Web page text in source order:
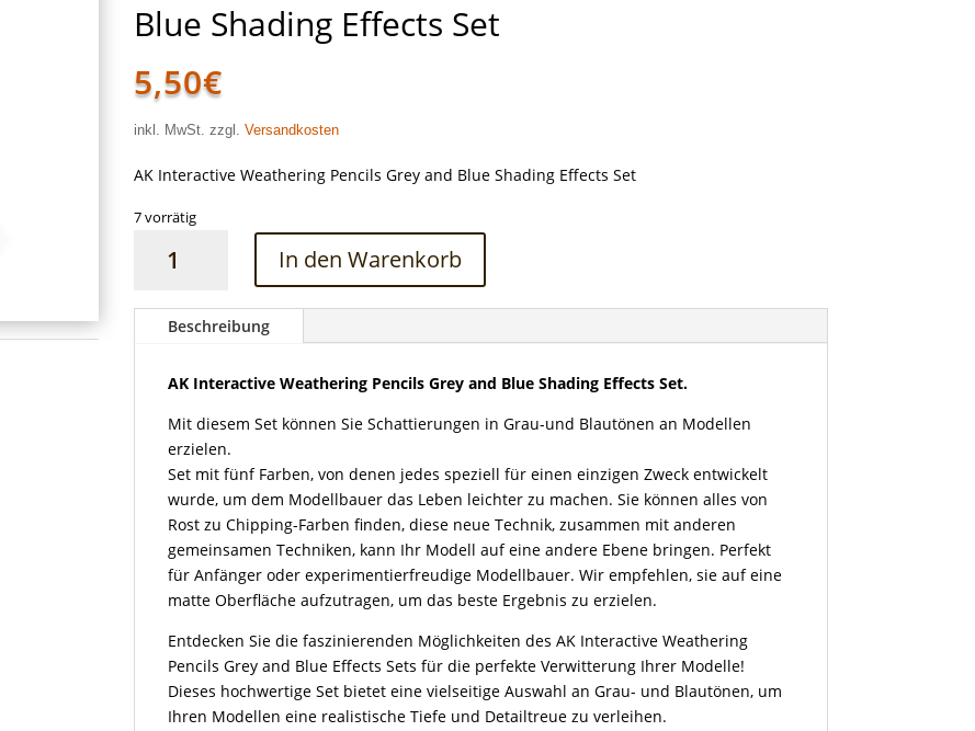
Blue Shading Effects Set
5,50€
inkl. MwSt. zzgl.Versandkosten
AK Interactive Weathering Pencils Grey and Blue Shading Effects Set
7 vorrätig
Interactive
Pencils
Shading
Effects
Menge
In den Warenkorb
Beschreibung
AK Interactive Weathering Pencils Grey and Blue Shading Effects Set.
Mit diesem Set können Sie Schattierungen in Grau-und Blautönen an Modellen
erzielen.
Set mit fünf Farben, von denen jedes speziell für einen einzigen Zweck entwickelt
wurde, um dem Modellbauer das Leben leichter zu machen. Sie können alles von
Rost zu Chipping-Farben finden, diese neue Technik, zusammen mit anderen
gemeinsamen Techniken, kann Ihr Modell auf eine andere Ebene bringen. Perfekt
für Anfänger oder experimentierfreudige Modellbauer. Wir empfehlen, sie auf eine
matte Oberfläche aufzutragen, um das beste Ergebnis zu erzielen.
Entdecken Sie die faszinierenden Möglichkeiten des AK Interactive Weathering
Pencils Grey and Blue Effects Sets für die perfekte Verwitterung Ihrer Modelle!
Dieses hochwertige Set bietet eine vielseitige Auswahl an Grau- und Blautönen, um
Ihren Modellen eine realistische Tiefe und Detailtreue zu verleihen.